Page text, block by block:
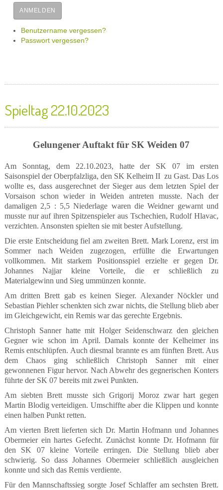
ANMELDEN
Benutzername vergessen?
Passwort vergessen?
Spieltag 22.10.2023
Gelungener Auftakt für SK Weiden 07
Am Sonntag, dem 22.10.2023, hatte der SK 07 im ersten
Saisonspiel der Oberpfalzliga, den SK Kelheim II zu Gast. Das Los
wollte es, dass ausgerechnet der Sieger aus dem letzten Spiel der
Vorsaison schon wieder in Weiden antreten musste. Nach der
damaligen 2,5 : 5,5 Niederlage waren die Weidner gewarnt und
musste nur auf ihren Spitzenspieler aus Tschechien, Rudolf Hlavac,
verzichten. Ansonsten spielten sie mit bester Aufstellung.
Die erste Entscheidung fiel am zweiten Brett. Mark Lorenz, erst im
Sommer nach Weiden zugezogen, erfüllte die Erwartungen
vollkommen. Mit starkem Positionsspiel erzielte er gegen Dr.
Johannes Najjar kleine Vorteile, die er schließlich zu
Materialgewinn und Sieg ummünzen konnte.
Am dritten Brett gab es keinen Sieger. Alexander Nöckler und
Sebastian Piehler schenkten sich zwar nichts, die Stellung blieb aber
im Gleichgewicht, ein Remis war das gerechte Ergebnis.
Christoph Sanner hatte mit Holger Seidenschwarz den gleichen
Gegner wie schon im April. Damals konnte der Kelheimer ins
Remis entschlüpfen. Auch diesmal brannte es am fünften Brett. Aus
dem Chaos ging schließlich Christoph Sanner mit einer
gewonnenen Figur hervor. Nach Abwehr des gegnerischen Konters
führte der SK 07 bereits mit zwei Punkten.
Am siebten Brett musste sich Grigorij Moroz zwar hart gegen
Martin Blodig verteidigen. Umschiffte aber die Klippen und konnte
einen halben Punkt retten.
Am vierten Brett lieferten sich Dr. Martin Hofmann und Johannes
Obermeier ein hartes Gefecht. Zunächst konnte Dr. Hofmann für
den SK 07 kleine Vorteile erringen. Die Stellung blieb aber
schwierig. So dass Johannes Obermeier schließlich ausgleichen
konnte und sich das Remis verdiente.
Für den Mannschaftssieg sorgte Josef Schlaffer am sechsten Brett.